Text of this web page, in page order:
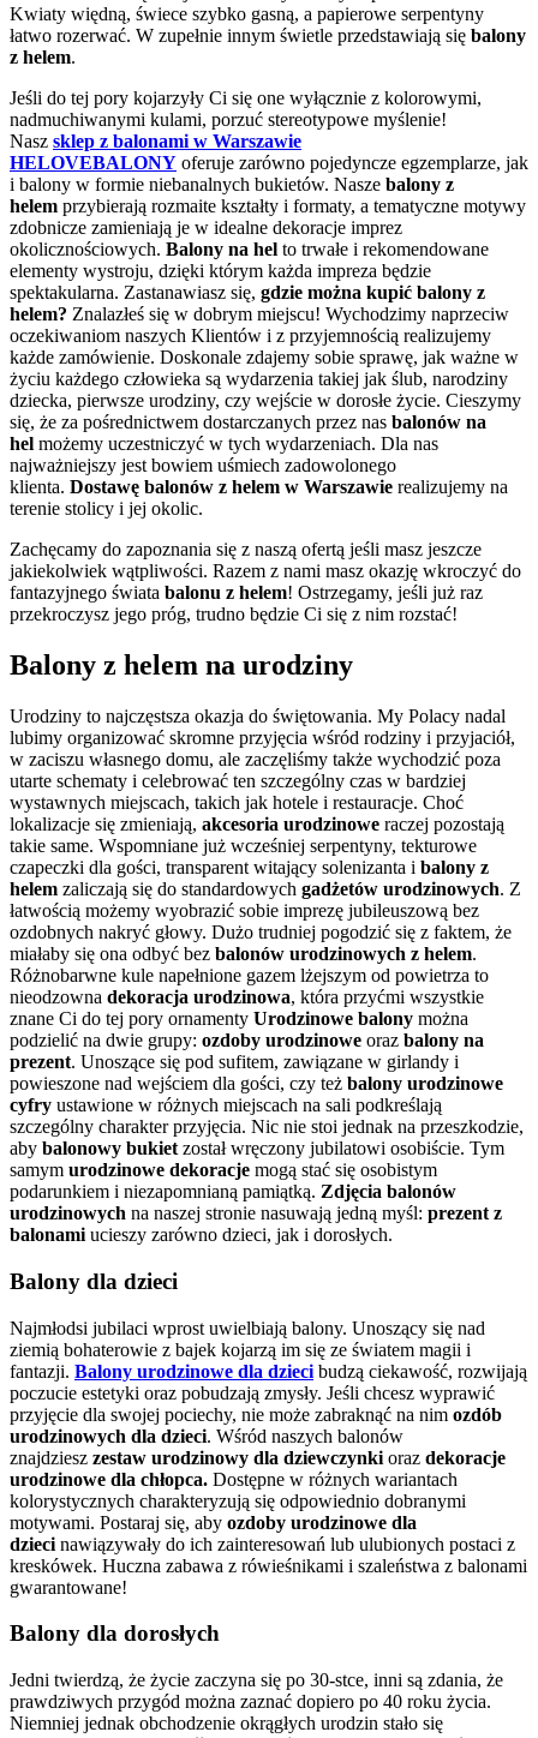
Kwiaty więdną, świece szybko gasną, a papierowe serpentyny
łatwo rozerwać. W zupełnie innym świetle przedstawiają się balony
z helem.
Jeśli do tej pory kojarzyły Ci się one wyłącznie z kolorowymi,
nadmuchiwanymi kulami, porzuć stereotypowe myślenie!
Nasz sklep z balonami w Warszawie
HELOVEBALONY oferuje zarówno pojedyncze egzemplarze, jak
i balony w formie niebanalnych bukietów. Nasze balony z
helem przybierają rozmaite kształty i formaty, a tematyczne motywy
zdobnicze zamieniają je w idealne dekoracje imprez
okolicznościowych. Balony na hel to trwałe i rekomendowane
elementy wystroju, dzięki którym każda impreza będzie
spektakularna. Zastanawiasz się, gdzie można kupić balony z
helem? Znalazłeś się w dobrym miejscu! Wychodzimy naprzeciw
oczekiwaniom naszych Klientów i z przyjemnością realizujemy
każde zamówienie. Doskonale zdajemy sobie sprawę, jak ważne w
życiu każdego człowieka są wydarzenia takiej jak ślub, narodziny
dziecka, pierwsze urodziny, czy wejście w dorosłe życie. Cieszymy
się, że za pośrednictwem dostarczanych przez nas balonów na
hel możemy uczestniczyć w tych wydarzeniach. Dla nas
najważniejszy jest bowiem uśmiech zadowolonego
klienta. Dostawę balonów z helem w Warszawie realizujemy na
terenie stolicy i jej okolic.
Zachęcamy do zapoznania się z naszą ofertą jeśli masz jeszcze
jakiekolwiek wątpliwości. Razem z nami masz okazję wkroczyć do
fantazyjnego świata balonu z helem! Ostrzegamy, jeśli już raz
przekroczysz jego próg, trudno będzie Ci się z nim rozstać!
Balony z helem na urodziny
Urodziny to najczęstsza okazja do świętowania. My Polacy nadal
lubimy organizować skromne przyjęcia wśród rodziny i przyjaciół,
w zaciszu własnego domu, ale zaczęliśmy także wychodzić poza
utarte schematy i celebrować ten szczególny czas w bardziej
wystawnych miejscach, takich jak hotele i restauracje. Choć
lokalizacje się zmieniają, akcesoria urodzinowe raczej pozostają
takie same. Wspomniane już wcześniej serpentyny, tekturowe
czapeczki dla gości, transparent witający solenizanta i balony z
helem zaliczają się do standardowych gadżetów urodzinowych. Z
łatwością możemy wyobrazić sobie imprezę jubileuszową bez
ozdobnych nakryć głowy. Dużo trudniej pogodzić się z faktem, że
miałaby się ona odbyć bez balonów urodzinowych z helem.
Różnobarwne kule napełnione gazem lżejszym od powietrza to
nieodzowna dekoracja urodzinowa, która przyćmi wszystkie
znane Ci do tej pory ornamenty Urodzinowe balony można
podzielić na dwie grupy: ozdoby urodzinowe oraz balony na
prezent. Unoszące się pod sufitem, zawiązane w girlandy i
powieszone nad wejściem dla gości, czy też balony urodzinowe
cyfry ustawione w różnych miejscach na sali podkreślają
szczególny charakter przyjęcia. Nic nie stoi jednak na przeszkodzie,
aby balonowy bukiet został wręczony jubilatowi osobiście. Tym
samym urodzinowe dekoracje mogą stać się osobistym
podarunkiem i niezapomnianą pamiątką. Zdjęcia balonów
urodzinowych na naszej stronie nasuwają jedną myśl: prezent z
balonami ucieszy zarówno dzieci, jak i dorosłych.
Balony dla dzieci
Najmłodsi jubilaci wprost uwielbiają balony. Unoszący się nad
ziemią bohaterowie z bajek kojarzą im się ze światem magii i
fantazji. Balony urodzinowe dla dzieci budzą ciekawość, rozwijają
poczucie estetyki oraz pobudzają zmysły. Jeśli chcesz wyprawić
przyjęcie dla swojej pociechy, nie może zabraknąć na nim ozdób
urodzinowych dla dzieci. Wśród naszych balonów
znajdziesz zestaw urodzinowy dla dziewczynki oraz dekoracje
urodzinowe dla chłopca. Dostępne w różnych wariantach
kolorystycznych charakteryzują się odpowiednio dobranymi
motywami. Postaraj się, aby ozdoby urodzinowe dla
dzieci nawiązywały do ich zainteresowań lub ulubionych postaci z
kreskówek. Huczna zabawa z rówieśnikami i szaleństwa z balonami
gwarantowane!
Balony dla dorosłych
Jedni twierdzą, że życie zaczyna się po 30-stce, inni są zdania, że
prawdziwych przygód można zaznać dopiero po 40 roku życia.
Niemniej jednak obchodzenie okrągłych urodzin stało się